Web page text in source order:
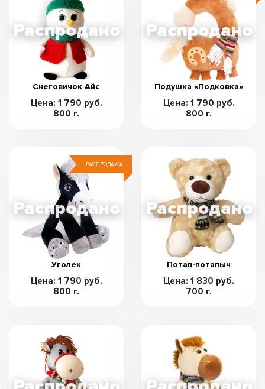
Снеговичок Айс
Цена: 1 790 руб.
800 г.
Подушка «Подковка»
Цена: 1 790 руб.
800 г.
РАСПРОДАЖА
Уголек
Цена: 1 790 руб.
800 г.
Потап-потапыч
Цена: 1 830 руб.
700 г.